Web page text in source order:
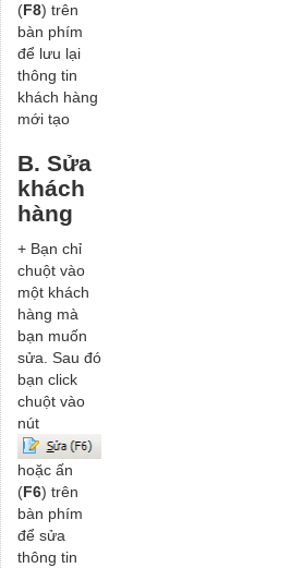
(F8) trên
bàn phím
để lưu lại
thông tin
khách hàng
mới tạo
B. Sửa
khách
hàng
+ Bạn chỉ
chuột vào
một khách
hàng mà
bạn muốn
sửa. Sau đó
bạn click
chuột vào
nút
hoặc ấn
(F6) trên
bàn phím
để sửa
thông tin